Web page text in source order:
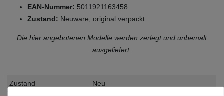
EAN-Nummer: 5011921163458
Zustand: Neuware, original verpackt
Die hier angebotenen Modelle werden zerlegt und unbemalt
ausgeliefert.
Zustand Neu